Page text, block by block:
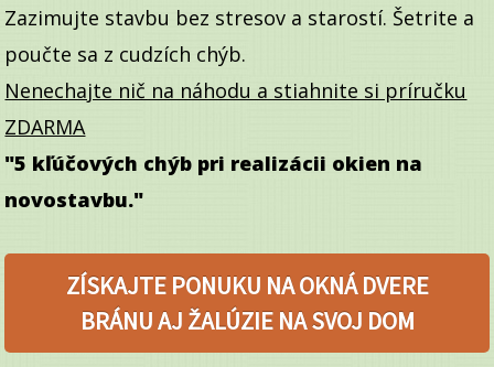
Zazimujte stavbu bez stresov a starostí. Šetrite a
poučte sa z cudzích chýb.
Nenechajte nič na náhodu a stiahnite si príručku
ZDARMA
"5 kľúčových chýb pri realizácii okien na
novostavbu."
ZÍSKAJTE PONUKU NA OKNÁ DVERE
BRÁNU AJ ŽALÚZIE NA SVOJ DOM